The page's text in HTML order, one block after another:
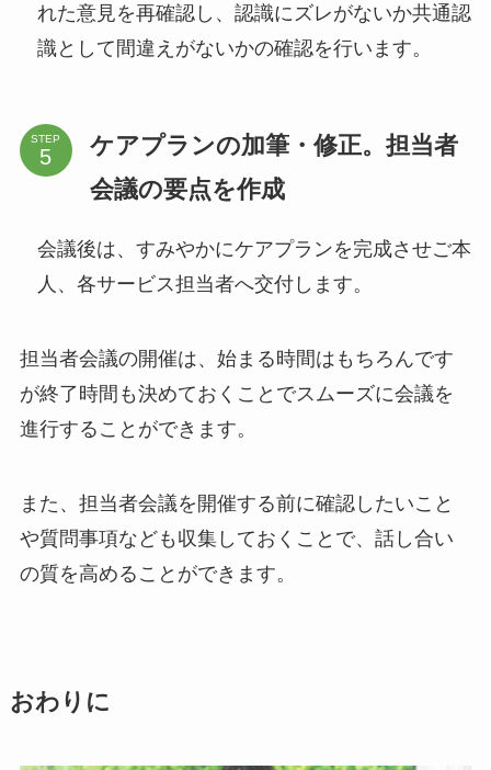
れた意見を再確認し、認識にズレがないか共通認
識として間違えがないかの確認を行います。
STEP
ケアプランの加筆・修正。担当者
会議の要点を作成
会議後は、すみやかにケアプランを完成させご本
人、各サービス担当者へ交付します。
担当者会議の開催は、始まる時間はもちろんです
が終了時間も決めておくことでスムーズに会議を
進行することができます。
また、担当者会議を開催する前に確認したいこと
や質問事項なども収集しておくことで、話し合い
の質を高めることができます。
おわりに